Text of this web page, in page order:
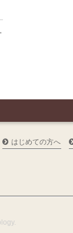
はじめての方へ